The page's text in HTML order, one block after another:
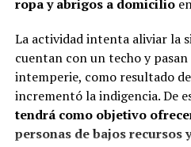
personaje de la mitología
largo y envuelto en su
una gran polémica en el
Cocomarola, de Corrientes,
chamamecero.
“Las políticas culturales son
ropa y abrigos a domicilio
La actividad intenta aliviar la
cuentan con un techo y
intemperie, como resultado
incrementó la indigencia. De
tendrá como objetivo
personas de bajos recursos